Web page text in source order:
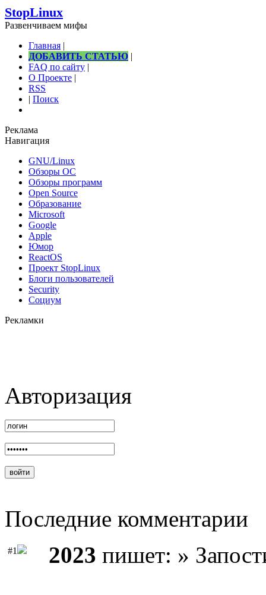
StopLinux
Развенчиваем мифы
Главная |
ДОБАВИТЬ СТАТЬЮ |
FAQ по сайту |
О Проекте |
RSS
| Поиск
Реклама
Навигация
GNU/Linux
Обзоры ОС
Обзоры программ
Open Source
Образование
Microsoft
Google
Apple
Юмор
ReactOS
Проект StopLinux
Блоги пользователей
Security
Социум
Рекламки
Авторизация
Последние комментарии
#1 2023 пишет: »